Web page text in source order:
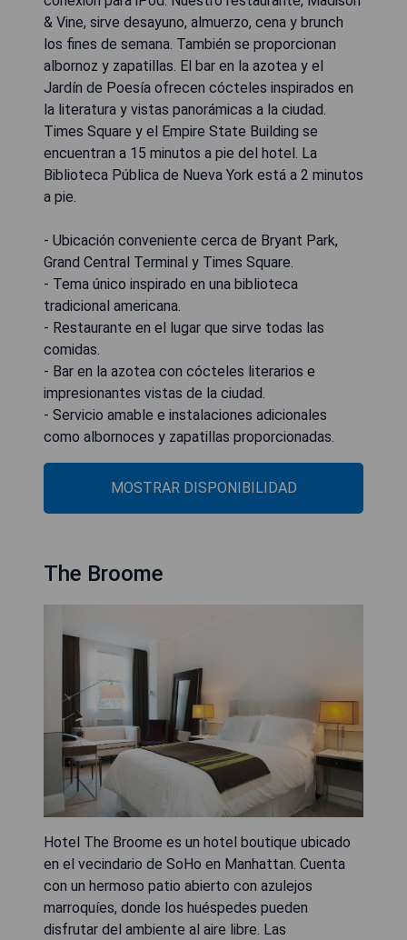
& Vine, sirve desayuno, almuerzo, cena y brunch
los fines de semana. También se proporcionan
albornoz y zapatillas. El bar en la azotea y el
Jardín de Poesía ofrecen cócteles inspirados en
la literatura y vistas panorámicas a la ciudad.
Times Square y el Empire State Building se
encuentran a 15 minutos a pie del hotel. La
Biblioteca Pública de Nueva York está a 2 minutos
a pie.
- Ubicación conveniente cerca de Bryant Park,
Grand Central Terminal y Times Square.
- Tema único inspirado en una biblioteca
tradicional americana.
- Restaurante en el lugar que sirve todas las
comidas.
- Bar en la azotea con cócteles literarios e
impresionantes vistas de la ciudad.
- Servicio amable e instalaciones adicionales
como albornoces y zapatillas proporcionadas.
MOSTRAR DISPONIBILIDAD
The Broome
Hotel The Broome es un hotel boutique ubicado
en el vecindario de SoHo en Manhattan. Cuenta
con un hermoso patio abierto con azulejos
marroquíes, donde los huéspedes pueden
disfrutar del ambiente al aire libre. Las